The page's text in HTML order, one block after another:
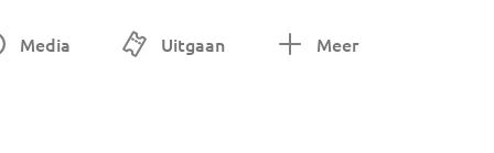
Media Uitgaan Meer